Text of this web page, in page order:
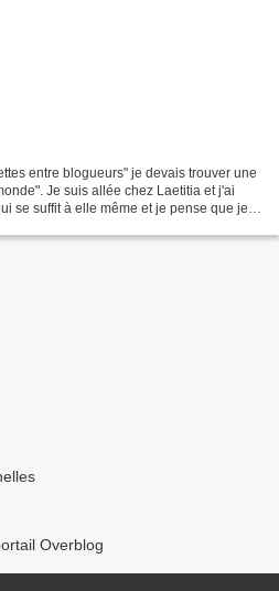
entre blogueurs" je devais trouver une
Je suis allée chez Laetitia et j'ai
se suffit à elle même et je pense que je
Overblog